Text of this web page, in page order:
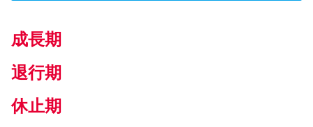
成長期
退行期
休止期